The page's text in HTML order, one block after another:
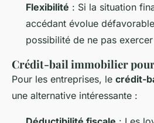
Flexibilité : Si la situation
accédant évolue
possibilité de ne pas
Crédit-bail immobilier
Pour les entreprises, le crédit-
une alternative intéressante :